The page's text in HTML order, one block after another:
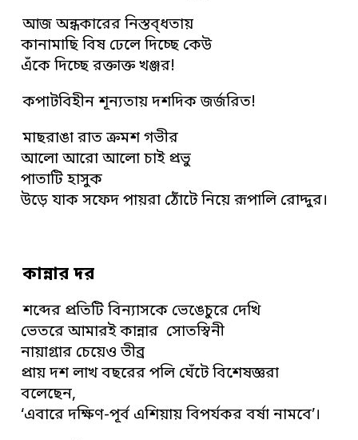
আজ অন্ধকারের নিস্তব্ধতায়
কানামাছি বিষ ঢেলে দিচ্ছে কেউ
এঁকে দিচ্ছে রক্তাক্ত খঞ্জর!
কপাটবিহীন শূন্যতায় দশদিক জর্জরিত!
মাছরাঙা রাত ক্রমশ গভীর
আলো আরো আলো চাই প্রভু
পাতাটি হাসুক
উড়ে যাক সফেদ পায়রা ঠোঁটে নিয়ে রূপালি রোদ্দুর।
কান্নার দর
শব্দের প্রতিটি বিন্যাসকে ভেঙেচুরে দেখি
ভেতরে আমারই কান্নার সোতস্বিনী
নায়াগ্রার চেয়েও তীব্র
প্রায় দশ লাখ বছরের পলি ঘেঁটে বিশেষজ্ঞরা
বলেছেন,
‘এবারে দক্ষিণ-পূর্ব এশিয়ায় বিপর্যকর বর্ষা নামবে’।